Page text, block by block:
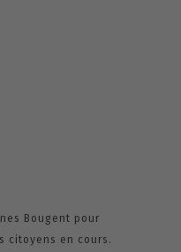
Bougent pour
citoyens en cours.